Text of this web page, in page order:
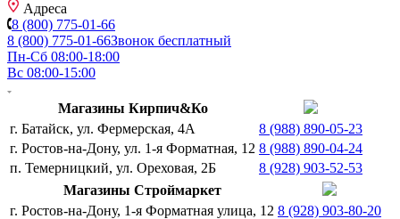
Адреса
8 (800) 775-01-66
8 (800) 775-01-66Звонок бесплатный
Пн-Сб 08:00-18:00
Вс 08:00-15:00
Магазины Кирпич&Ко
г. Батайск, ул. Фермерская, 4А
8 (988) 890-05-23
г. Ростов-на-Дону, ул. 1-я Форматная, 12 8 (988) 890-04-24
п. Темерницкий, ул. Ореховая, 2Б
8 (928) 903-52-53
Магазины Строймаркет
г. Ростов-на-Дону, 1-я Форматная улица, 12 8 (928) 903-80-20